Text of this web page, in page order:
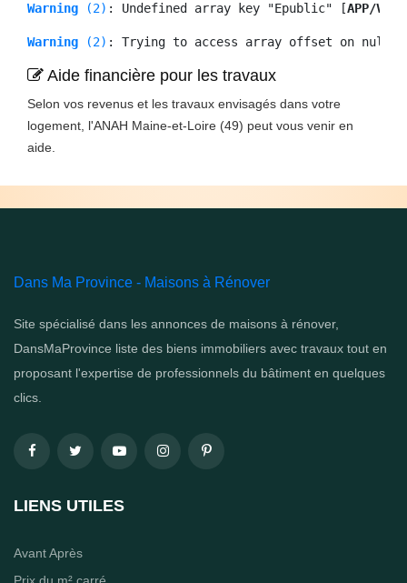
Warning (2) : Undefined array key "Epublic" [APP/
Warning (2) : Trying to access array offset on null [
Aide financière pour les travaux
Selon vos revenus et les travaux envisagés dans votre
logement, l'ANAH Maine-et-Loire (49) peut vous venir en
aide.
Dans Ma Province - Maisons à Rénover
Site spécialisé dans les annonces de maisons à rénover,
DansMaProvince liste des biens immobiliers avec travaux tout en
proposant l'expertise de professionnels du bâtiment en quelques
clics.
LIENS UTILES
Avant Après